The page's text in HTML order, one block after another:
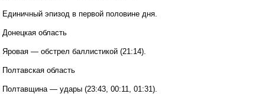
Единичный эпизод в первой половине дня.
Донецкая область
Яровая — обстрел баллистикой (21:14).
Полтавская область
Полтавщина — удары (23:43, 00:11, 01:31).